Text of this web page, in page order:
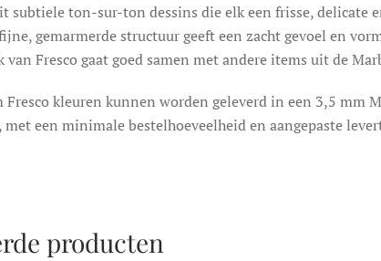
subtiele ton-sur-ton dessins die elk een frisse, delicate
gemarmerde structuur geeft een zacht gevoel en
van Fresco gaat goed samen met andere items uit de
kleuren kunnen worden geleverd in een 3,5 mm
een minimale bestelhoeveelheid en aangepaste
producten